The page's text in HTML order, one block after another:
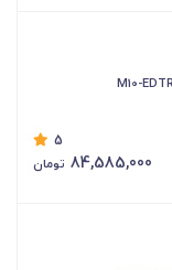
5
84,585,000 تومان